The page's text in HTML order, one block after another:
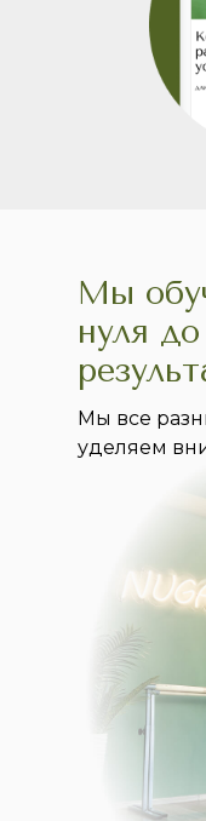
Мы
нуля
Мы все
уделяем